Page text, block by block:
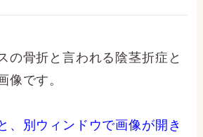
の骨折と言われる陰茎折症と
像です。
、別ウィンドウで画像が開き